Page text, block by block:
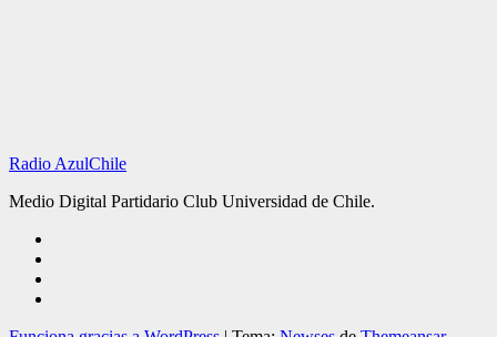
Radio AzulChile
Medio Digital Partidario Club Universidad de Chile.